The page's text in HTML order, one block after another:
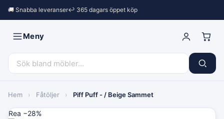
🚚 Snabba leveranser↩︎ 365 dagars öppet köp
Meny
Hem › Fåtöljer › Piff Puff - / Beige Sammet
Rea −28%